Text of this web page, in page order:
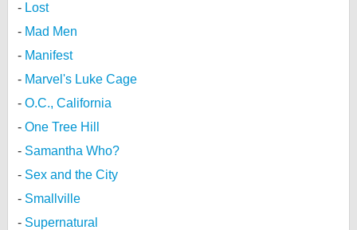
Lost
Mad Men
Manifest
Marvel's Luke Cage
O.C., California
One Tree Hill
Samantha Who?
Sex and the City
Smallville
Supernatural